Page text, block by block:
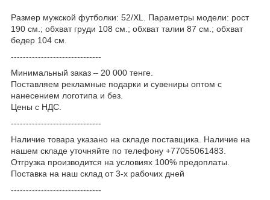
Размер мужской футболки: 52/XL. Параметры модели: рост
190 см.; обхват груди 108 см.; обхват талии 87 см.; обхват
бедер 104 см.
------------------------------
Минимальный заказ – 20 000 тенге.
Поставляем рекламные подарки и сувениры оптом с
нанесением логотипа и без.
Цены с НДС.
------------------------------
Наличие товара указано на складе поставщика. Наличие на
нашем складе уточняйте по телефону +77055061483.
Отгрузка производится на условиях 100% предоплаты.
Поставка на наш склад от 3-x рабочих дней
------------------------------